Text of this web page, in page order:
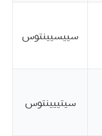
سييسيينتوس
سيتييينتوس